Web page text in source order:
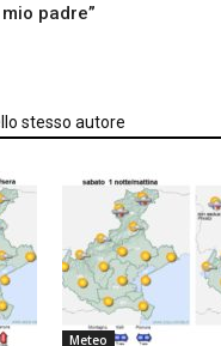
padre”
stesso autore
Meteo